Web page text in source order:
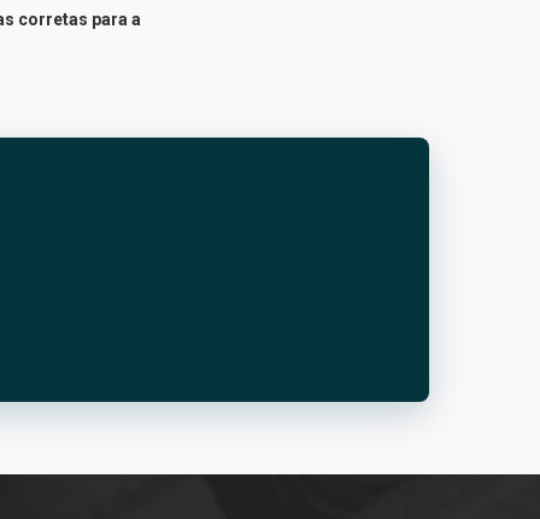
corretas para a